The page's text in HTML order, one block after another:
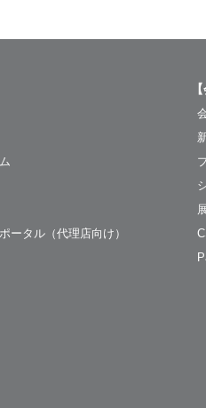
ータル（代理店向け）